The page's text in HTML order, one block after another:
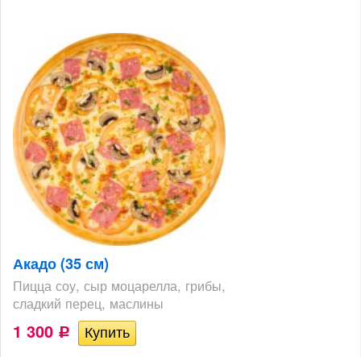
Акадо (35 см)
Пицца соу, сыр моцарелла, грибы,
сладкий перец, маслины
1 300 Р